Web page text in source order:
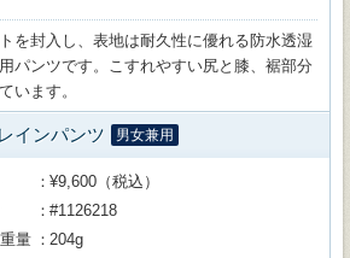
を封入し、表地は耐久性に優れる防水透湿
パンツです。こすれやすい尻と膝、裾部分
います。
インパンツ 男女兼用
¥9,600（税込）
#1126218
量
204g